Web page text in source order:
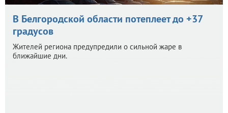
В Белгородской области потеплеет до +37
градусов
Жителей региона предупредили о сильной жаре в
ближайшие дни.